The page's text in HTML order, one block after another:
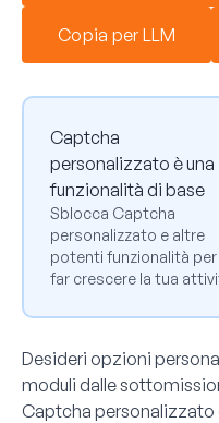
Copia per LLM
Captcha
personalizzato è una
funzionalità di base
Sblocca Captcha
personalizzato e altre
potenti funzionalità per
far crescere la tua
Desideri opzioni
moduli dalle
Captcha personalizzato